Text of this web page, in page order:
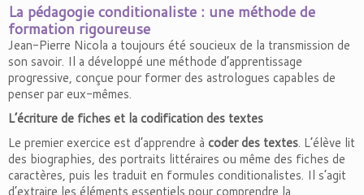
La pédagogie conditionaliste : une méthode de
formation rigoureuse
Jean-Pierre Nicola a toujours été soucieux de la transmission de
son savoir. Il a développé une méthode d’apprentissage
progressive, conçue pour former des astrologues capables de
penser par eux-mêmes.
L’écriture de fiches et la codification des textes
Le premier exercice est d’apprendre à coder des textes. L’élève lit
des biographies, des portraits littéraires ou même des fiches de
caractères, puis les traduit en formules conditionalistes. Il s’agit